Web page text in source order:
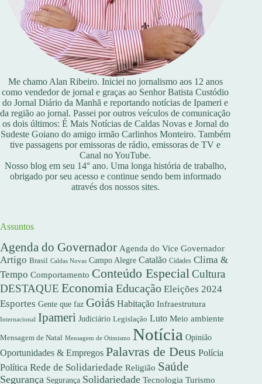
Me chamo Alan Ribeiro. Iniciei no jornalismo aos 12 anos
como vendedor de jornal e graças ao Senhor Batista Custódio
do Jornal Diário da Manhã e reportando notícias de Ipameri e
da região ao jornal. Passei por outros veículos de comunicação
os dois últimos: É Mais Notícias de Caldas Novas e Jornal do
Sudeste Goiano do amigo irmão Carlinhos Monteiro. Também
tive passagens por emissoras de rádio, emissoras de TV e
Canal no YouTube.
Nosso blog em seu 14° ano. Uma longa história de trabalho,
obrigado por seu acesso e continue sendo bem informado
através dos nossos sites.
Assuntos
Agenda do Governador Agenda do Vice Governador
Artigo Brasil Caldas Novas Campo Alegre Catalão Cidades Clima &
Tempo Comportamento Conteúdo EspecialCultura
DESTAQUE EconomiaEducação Eleições 2024
Esportes Gente que faz Goiás Habitação Infraestrutura
Internacional Ipameri Judiciário Legislação Luto Meio ambiente
Mensagem de Natal Mensagem de Otimismo Notícia Opinião
Oportunidades & Empregos Palavras de Deus Polícia
Política Rede de Solidariedade Religião Saúde
Segurança Segurança Solidariedade Tecnologia Turismo